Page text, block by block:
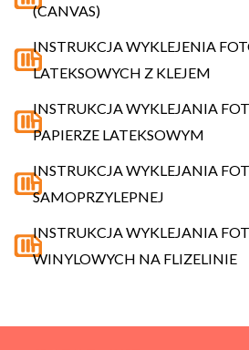
(CANVAS)
INSTRUKCJA WYKLEJENIA
LATEKSOWYCH Z KLEJEM
INSTRUKCJA WYKLEJANIA
PAPIERZE LATEKSOWYM
INSTRUKCJA WYKLEJANIA
SAMOPRZYLEPNEJ
INSTRUKCJA WYKLEJANIA
WINYLOWYCH NA FLIZELINIE